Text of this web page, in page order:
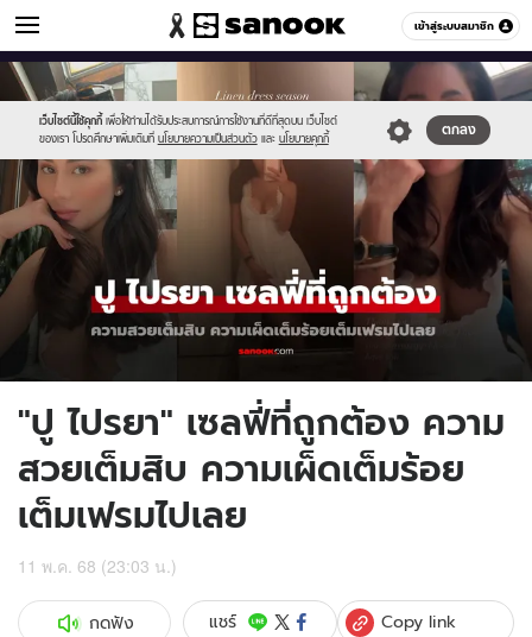
เข้าสู่ระบบสมาชิก
ข่าวบันเทิง หมวดอื่นๆ
เว็บไซต์นี้ใช้คุกกี้ เพื่อให้ท่านได้รับประสบการณ์การใช้งานที่ดีที่สุดบน เว็บไซต์
ของเรา โปรดศึกษาเพิ่มเติมที่ นโยบายความเป็นส่วนตัว และ นโยบายคุกกี้
ตกลง
Sanook
//s.isanook.com/sr/0/images/logo-
new-
sanook.png
600
60
//s.isanook.com/ns/0/ud/1957/9787974/555-
2025-
11t231058.462.jpg
"ปู ไปรยา" เซลฟี่ที่ถูกต้อง ความ
สวยเต็มสิบ ความเผ็ดเต็มร้อย
เต็มเฟรมไปเลย
11 พ.ค. 68 (23:03 น.)
กดฟัง แชร์ Copy link